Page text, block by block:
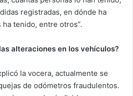
registradas, en dónde ha
tenido, entre otros”.
alteraciones en los vehículos?
la vocera, actualmente se
de odómetros fraudulentos.